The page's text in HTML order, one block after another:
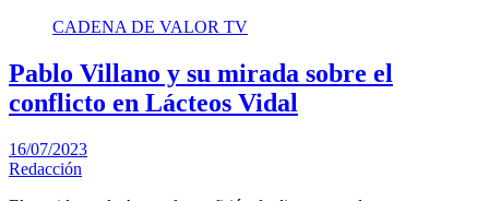
CADENA DE VALOR TV
Pablo Villano y su mirada sobre el
conflicto en Lácteos Vidal
16/07/2023
Redacción